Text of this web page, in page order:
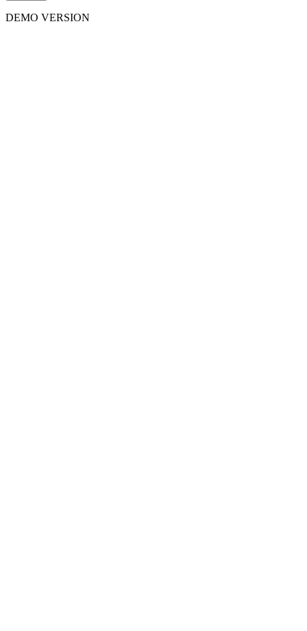
DEMO VERSION